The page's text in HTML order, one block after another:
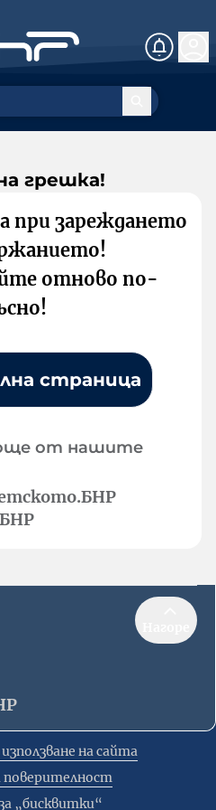
грешка!
при зареждането
отново по-
страница
от нашите
на сайта
поверителност
„бисквитки“